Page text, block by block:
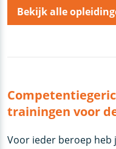
Bekijk alle
trainingen voor
Voor ieder beroep heb